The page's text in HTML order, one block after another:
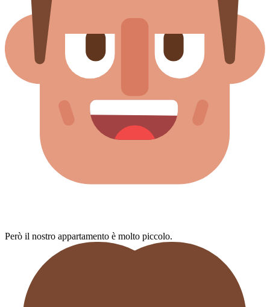
Però il nostro appartamento è molto piccolo.